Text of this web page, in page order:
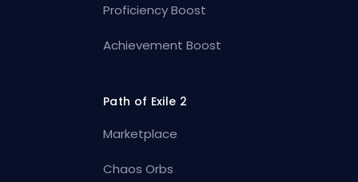
Proficiency Boost
Achievement Boost
Path of Exile 2
Marketplace
Chaos Orbs